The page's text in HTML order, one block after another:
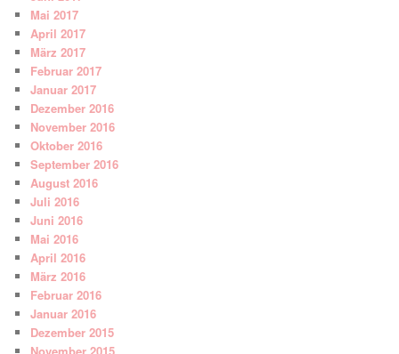
Mai 2017
April 2017
März 2017
Februar 2017
Januar 2017
Dezember 2016
November 2016
Oktober 2016
September 2016
August 2016
Juli 2016
Juni 2016
Mai 2016
April 2016
März 2016
Februar 2016
Januar 2016
Dezember 2015